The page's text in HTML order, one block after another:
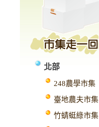
北部
248農學市集
臺地農夫市集
竹蜻蜓綠市集